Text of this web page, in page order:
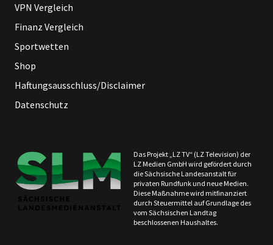
VPN Vergleich
Finanz Vergleich
Sportwetten
Shop
Haftungsausschluss/Disclaimer
Datenschutz
Das Projekt „LZ TV“ (LZ Television) der
LZ Medien GmbH wird gefördert durch
die Sächsische Landesanstalt für
privaten Rundfunk und neue Medien.
Diese Maßnahme wird mitfinanziert
durch Steuermittel auf Grundlage des
vom Sächsischen Landtag
beschlossenen Haushaltes.